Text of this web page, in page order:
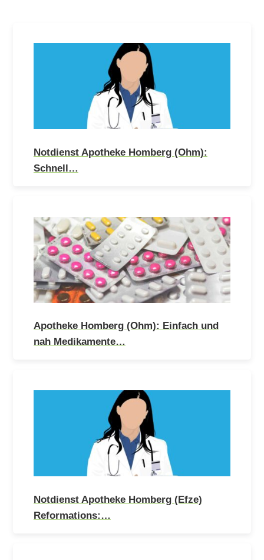
Notdienst Apotheke Homberg (Ohm):
Schnell…
Apotheke Homberg (Ohm): Einfach und
nah Medikamente…
Notdienst Apotheke Homberg (Efze)
Reformations:…